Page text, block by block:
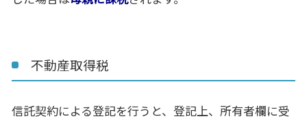
不動産取得税
信託契約による登記を行うと、登記上、所有者欄に受